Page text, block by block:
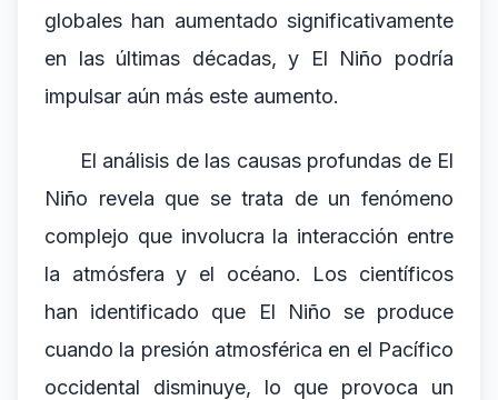
globales han aumentado significativamente
en las últimas décadas, y El Niño podría
impulsar aún más este aumento.
El análisis de las causas profundas de El
Niño revela que se trata de un fenómeno
complejo que involucra la interacción entre
la atmósfera y el océano. Los científicos
han identificado que El Niño se produce
cuando la presión atmosférica en el Pacífico
occidental disminuye, lo que provoca un